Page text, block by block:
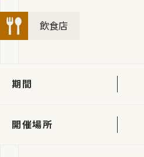
飲食店
期間
開催場所